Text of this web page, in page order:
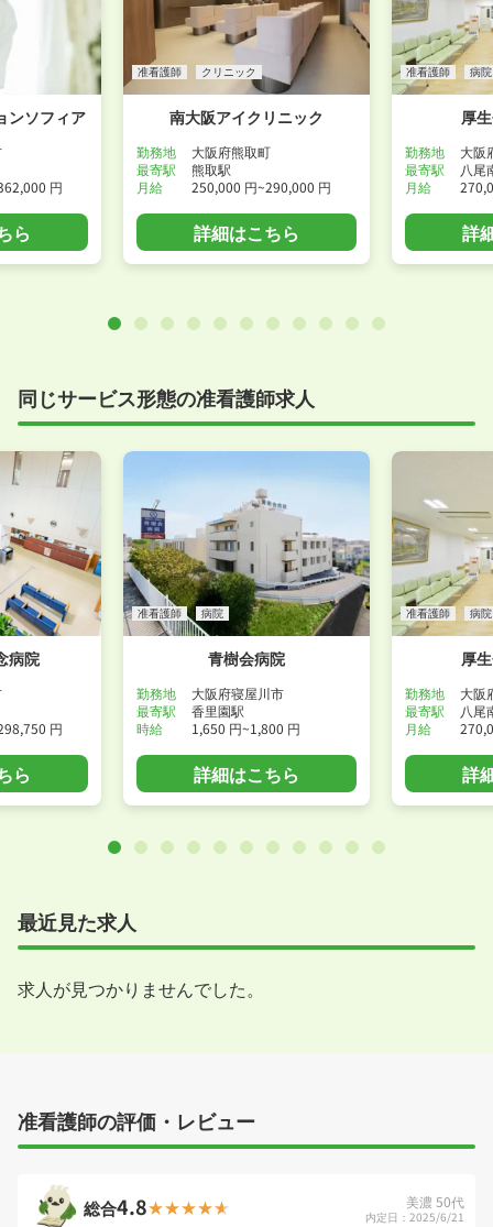
ンソフィア
円
ら
准看護師 クリニック
南大阪アイクリニック
勤務地
大阪府熊取町
最寄駅
熊取駅
月給
250,000 円~290,000 円
詳細はこちら
准看護師 病院
厚
勤務地
大阪
最寄駅
八尾
月給
詳
同じサービス形態の准看護師求人
病院
円
ら
准看護師 病院
青樹会病院
勤務地
大阪府寝屋川市
最寄駅
香里園駅
時給
1,650 円~1,800 円
詳細はこちら
准看護師 病院
厚
勤務地
大阪
最寄駅
八尾
月給
詳
最近見た求人
求人が見つかりませんでした。
准看護師の評価・レビュー
総合4.8 美濃 50代
内定日：2025/6/21